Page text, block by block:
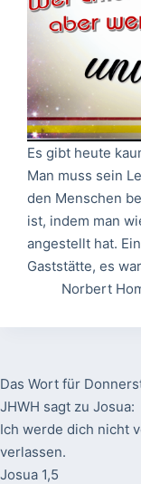
Es gibt heute
Man muss sein
den Menschen
ist, indem man
angestellt hat.
Gaststätte, es
Norbert
Das Wort für
JHWH sagt zu Josua:
Ich werde dich nicht
verlassen.
Josua 1,5